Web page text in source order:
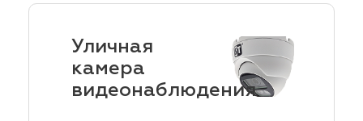
Уличная
камера
видеонаблюдения